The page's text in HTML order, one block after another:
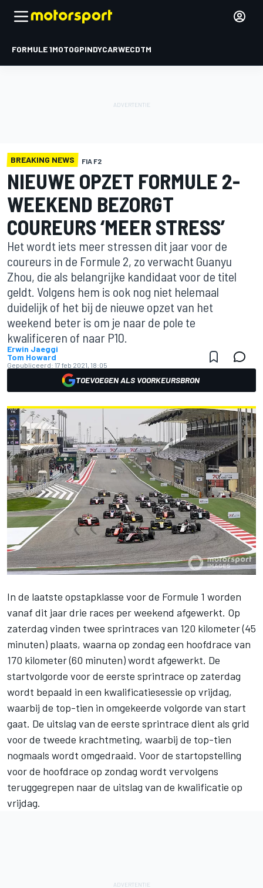
FORMULE 1MOTOGPINDYCARWECDTM
BREAKING NEWS FIA F2
NIEUWE OPZET FORMULE 2-
WEEKEND BEZORGT
COUREURS ‘MEER STRESS’
Het wordt iets meer stressen dit jaar voor de
coureurs in de Formule 2, zo verwacht Guanyu
Zhou, die als belangrijke kandidaat voor de titel
geldt. Volgens hem is ook nog niet helemaal
duidelijk of het bij de nieuwe opzet van het
weekend beter is om je naar de pole te
kwalificeren of naar P10.
Erwin Jaeggi
Tom Howard
Gepubliceerd: 17 feb 2021, 18:05
TOEVOEGEN ALS VOORKEURSBRON
In de laatste opstapklasse voor de Formule 1 worden
vanaf dit jaar drie races per weekend afgewerkt. Op
zaterdag vinden twee sprintraces van 120 kilometer (45
minuten) plaats, waarna op zondag een hoofdrace van
170 kilometer (60 minuten) wordt afgewerkt. De
startvolgorde voor de eerste sprintrace op zaterdag
wordt bepaald in een kwalificatiesessie op vrijdag,
waarbij de top-tien in omgekeerde volgorde van start
gaat. De uitslag van de eerste sprintrace dient als grid
voor de tweede krachtmeting, waarbij de top-tien
nogmaals wordt omgedraaid. Voor de startopstelling
voor de hoofdrace op zondag wordt vervolgens
teruggegrepen naar de uitslag van de kwalificatie op
vrijdag.